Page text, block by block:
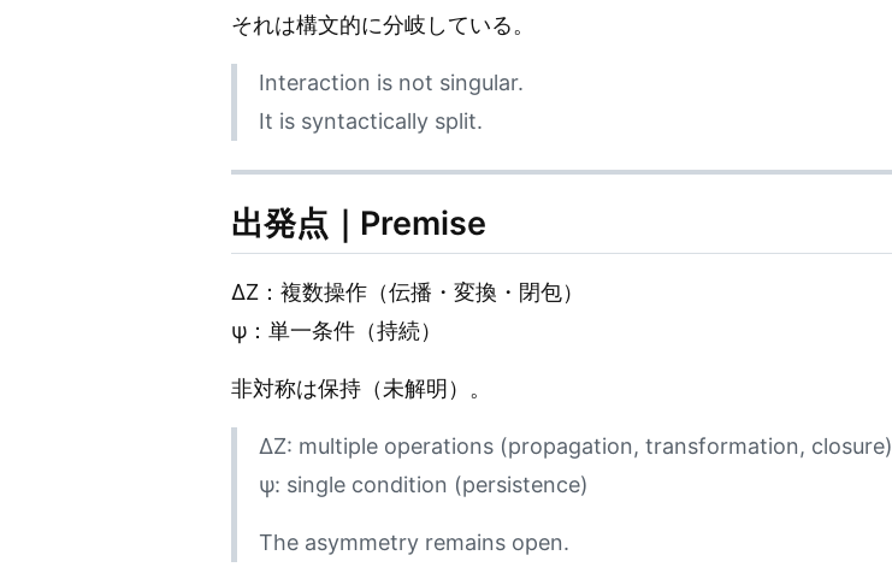
それは構文的に分岐している。
Interaction is not singular.
It is syntactically split.
出発点｜Premise
ΔZ：複数操作（伝播・変換・閉包）
ψ：単一条件（持続）
非対称は保持（未解明）。
ΔZ: multiple operations (propagation, transformation, closure)
ψ: single condition (persistence)
The asymmetry remains open.